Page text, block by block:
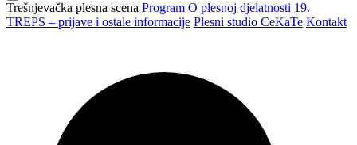
Trešnjevačka plesna scena Program O plesnoj djelatnosti 19.
TREPS – prijave i ostale informacije Plesni studio CeKaTe Kontakt